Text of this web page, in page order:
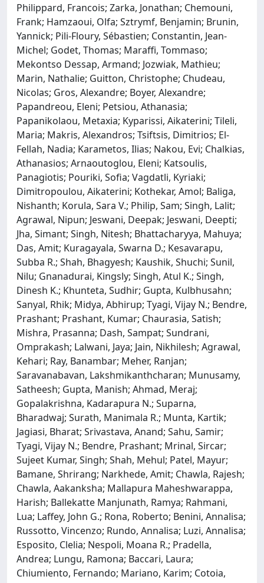
Philippard, Francois; Zarka, Jonathan; Chemouni,
Frank; Hamzaoui, Olfa; Sztrymf, Benjamin; Brunin,
Yannick; Pili-Floury, Sébastien; Constantin, Jean-
Michel; Godet, Thomas; Maraffi, Tommaso;
Mekontso Dessap, Armand; Jozwiak, Mathieu;
Marin, Nathalie; Guitton, Christophe; Chudeau,
Nicolas; Gros, Alexandre; Boyer, Alexandre;
Papandreou, Eleni; Petsiou, Athanasia;
Papanikolaou, Metaxia; Kyparissi, Aikaterini; Tileli,
Maria; Makris, Alexandros; Tsiftsis, Dimitrios; El-
Fellah, Nadia; Karametos, Ilias; Nakou, Evi; Chalkias,
Athanasios; Arnaoutoglou, Eleni; Katsoulis,
Panagiotis; Pouriki, Sofia; Vagdatli, Kyriaki;
Dimitropoulou, Aikaterini; Kothekar, Amol; Baliga,
Nishanth; Korula, Sara V.; Philip, Sam; Singh, Lalit;
Agrawal, Nipun; Jeswani, Deepak; Jeswani, Deepti;
Jha, Simant; Singh, Nitesh; Bhattacharyya, Mahuya;
Das, Amit; Kuragayala, Swarna D.; Kesavarapu,
Subba R.; Shah, Bhagyesh; Kaushik, Shuchi; Sunil,
Nilu; Gnanadurai, Kingsly; Singh, Atul K.; Singh,
Dinesh K.; Khunteta, Sudhir; Gupta, Kulbhusahn;
Sanyal, Rhik; Midya, Abhirup; Tyagi, Vijay N.; Bendre,
Prashant; Prashant, Kumar; Chaurasia, Satish;
Mishra, Prasanna; Dash, Sampat; Sundrani,
Omprakash; Lalwani, Jaya; Jain, Nikhilesh; Agrawal,
Kehari; Ray, Banambar; Meher, Ranjan;
Saravanabavan, Lakshmikanthcharan; Munusamy,
Satheesh; Gupta, Manish; Ahmad, Meraj;
Gopalakrishna, Kadarapura N.; Suparna,
Bharadwaj; Surath, Manimala R.; Munta, Kartik;
Jagiasi, Bharat; Srivastava, Anand; Sahu, Samir;
Tyagi, Vijay N.; Bendre, Prashant; Mrinal, Sircar;
Sujeet Kumar, Singh; Shah, Mehul; Patel, Mayur;
Bamane, Shrirang; Narkhede, Amit; Chawla, Rajesh;
Chawla, Aakanksha; Mallapura Maheshwarappa,
Harish; Ballekatte Manjunath, Ramya; Rahmani,
Lua; Laffey, John G.; Rona, Roberto; Benini, Annalisa;
Russotto, Vincenzo; Rundo, Annalisa; Luzi, Annalisa;
Esposito, Clelia; Nespoli, Moana R.; Pradella,
Andrea; Lungu, Ramona; Baccari, Laura;
Chiumiento, Fernando; Mariano, Karim; Cotoia,